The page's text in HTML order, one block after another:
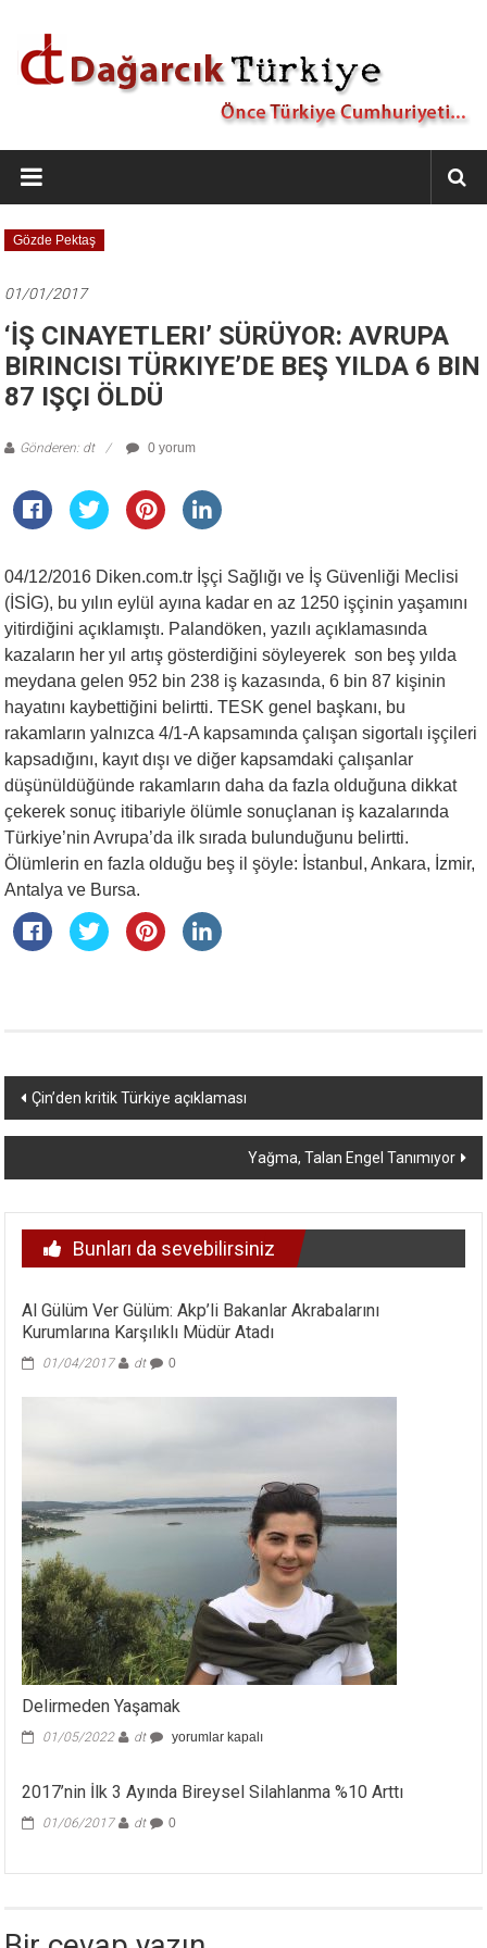
Dağarcık
Türkiye
Önce
Türkiye
Gözde Pektaş
01/01/2017
‘İŞ CINAYETLERI’ SÜRÜYOR: AVRUPA
BIRINCISI TÜRKIYE’DE BEŞ YILDA 6 BIN
87 IŞÇI ÖLDÜ
Gönderen: dt 0 yorum
04/12/2016 Diken.com.tr İşçi Sağlığı ve İş Güvenliği Meclisi
(İSİG), bu yılın eylül ayına kadar en az 1250 işçinin yaşamını
yitirdiğini açıklamıştı. Palandöken, yazılı açıklamasında
kazaların her yıl artış gösterdiğini söyleyerek son beş yılda
meydana gelen 952 bin 238 iş kazasında, 6 bin 87 kişinin
hayatını kaybettiğini belirtti. TESK genel başkanı, bu
rakamların yalnızca 4/1-A kapsamında çalışan sigortalı işçileri
kapsadığını, kayıt dışı ve diğer kapsamdaki çalışanlar
düşünüldüğünde rakamların daha da fazla olduğuna dikkat
çekerek sonuç itibariyle ölümle sonuçlanan iş kazalarında
Türkiye’nin Avrupa’da ilk sırada bulunduğunu belirtti.
Ölümlerin en fazla olduğu beş il şöyle: İstanbul, Ankara, İzmir,
Antalya ve Bursa.
Yazı
dolaşımı
Çin’den kritik Türkiye açıklaması
Yağma, Talan Engel Tanımıyor
Bunları da sevebilirsiniz
Al Gülüm Ver Gülüm: Akp’li Bakanlar Akrabalarını
Kurumlarına Karşılıklı Müdür Atadı
01/04/2017 dt 0
Delirmeden Yaşamak
01/05/2022 dt
Delirmeden
yorumlar kapalı
2017’nin İlk 3 Ayında Bireysel Silahlanma %10 Arttı
01/06/2017 dt 0